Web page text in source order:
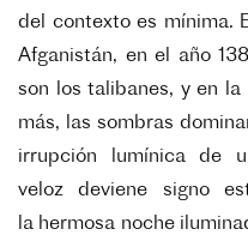
del contexto es mínima.
Afganistán, en el año
son los talibanes, y en la
más, las sombras
irrupción
lumínica de
velozdeviene signo
la hermosa noche